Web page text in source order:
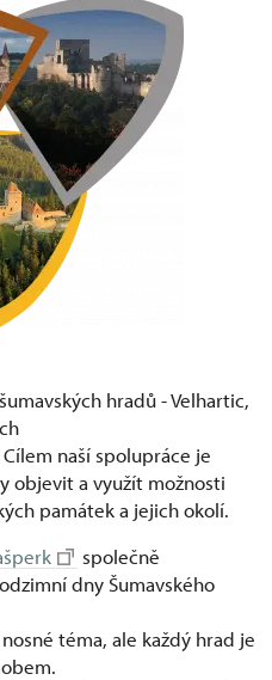
hradů - Velhartic,
naší spolupráce je
objevit a využít možnosti
památek a jejich okolí.
společně
dny Šumavského
téma, ale každý hrad je